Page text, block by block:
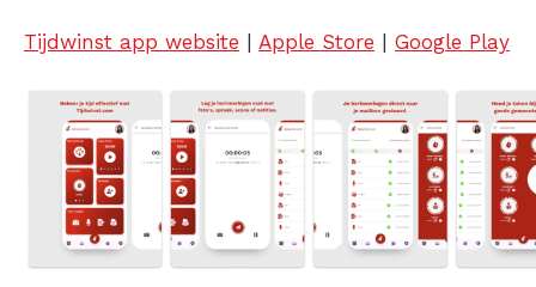
Tijdwinst app website | Apple Store | Google Play